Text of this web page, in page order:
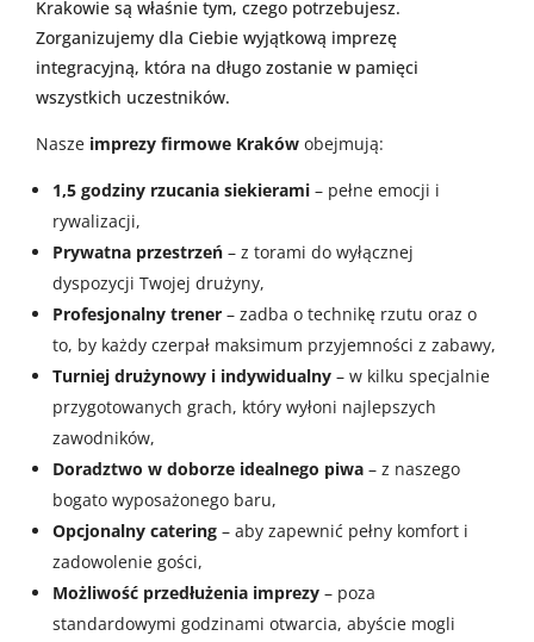
Krakowie są właśnie tym, czego potrzebujesz.
Zorganizujemy dla Ciebie wyjątkową imprezę
integracyjną, która na długo zostanie w pamięci
wszystkich uczestników.
Nasze imprezy firmowe Kraków obejmują:
1,5 godziny rzucania siekierami – pełne emocji i
rywalizacji,
Prywatna przestrzeń – z torami do wyłącznej
dyspozycji Twojej drużyny,
Profesjonalny trener – zadba o technikę rzutu oraz o
to, by każdy czerpał maksimum przyjemności z zabawy,
Turniej drużynowy i indywidualny – w kilku specjalnie
przygotowanych grach, który wyłoni najlepszych
zawodników,
Doradztwo w doborze idealnego piwa – z naszego
bogato wyposażonego baru,
Opcjonalny catering – aby zapewnić pełny komfort i
zadowolenie gości,
Możliwość przedłużenia imprezy – poza
standardowymi godzinami otwarcia, abyście mogli